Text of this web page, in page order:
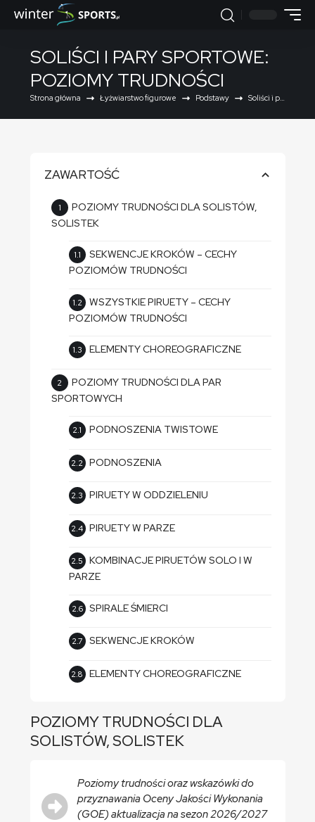
SOLIŚCI I PARY SPORTOWE:
POZIOMY TRUDNOŚCI
Strona główna Łyżwiarstwo figurowe Podstawy Soliści i pary sportowe: poziomy trudności
ZAWARTOŚĆ
POZIOMY TRUDNOŚCI DLA SOLISTÓW,
SOLISTEK
SEKWENCJE KROKÓW – CECHY
POZIOMÓW TRUDNOŚCI
WSZYSTKIE PIRUETY – CECHY
POZIOMÓW TRUDNOŚCI
ELEMENTY CHOREOGRAFICZNE
POZIOMY TRUDNOŚCI DLA PAR
SPORTOWYCH
PODNOSZENIA TWISTOWE
PODNOSZENIA
PIRUETY W ODDZIELENIU
PIRUETY W PARZE
KOMBINACJE PIRUETÓW SOLO I W
PARZE
SPIRALE ŚMIERCI
SEKWENCJE KROKÓW
ELEMENTY CHOREOGRAFICZNE
POZIOMY TRUDNOŚCI DLA
SOLISTÓW, SOLISTEK
Poziomy trudności oraz wskazówki do
przyznawania Oceny Jakości Wykonania
(GOE) aktualizacja na sezon 2026/2027